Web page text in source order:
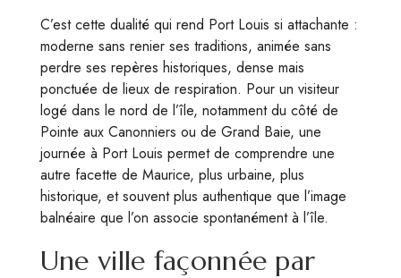
C’est cette dualité qui rend Port Louis si attachante :
moderne sans renier ses traditions, animée sans
perdre ses repères historiques, dense mais
ponctuée de lieux de respiration. Pour un visiteur
logé dans le nord de l’île, notamment du côté de
Pointe aux Canonniers ou de Grand Baie, une
journée à Port Louis permet de comprendre une
autre facette de Maurice, plus urbaine, plus
historique, et souvent plus authentique que l’image
balnéaire que l’on associe spontanément à l’île.
Une ville façonnée par